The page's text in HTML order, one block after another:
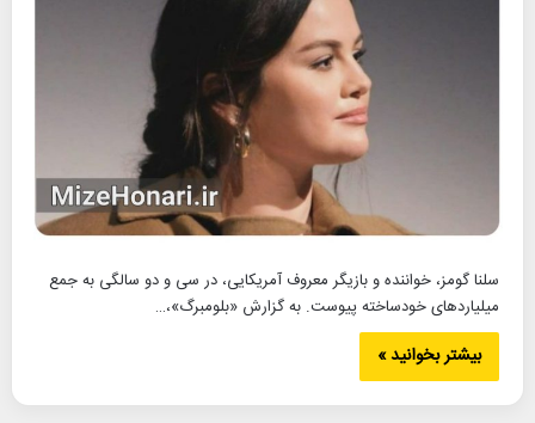
سلنا گومز، خواننده و بازیگر معروف آمریکایی، در سی و دو سالگی به جمع
میلیاردهای خودساخته پیوست. به گزارش «بلومبرگ»،…
بیشتر بخوانید »